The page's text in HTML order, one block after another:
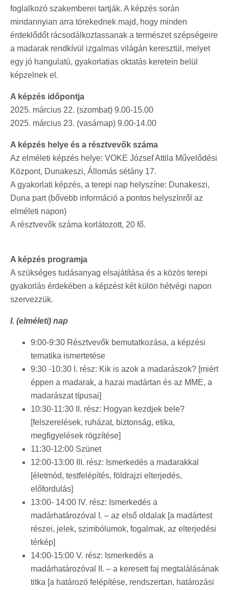
foglalkozó szakemberei tartják. A képzés során
mindannyian arra törekednek majd, hogy minden
érdeklődőt rácsodálkoztassanak a természet szépségeire
a madarak rendkívül izgalmas világán keresztül, melyet
egy jó hangulatú, gyakorlatias oktatás keretein belül
képzelnek el.
A képzés időpontja
2025. március 22. (szombat) 9.00-15.00
2025. március 23. (vasárnap) 9.00-14.00
A képzés helye és a résztvevők száma
Az elméleti képzés helye: VOKE József Attila Művelődési
Központ, Dunakeszi, Állomás sétány 17.
A gyakorlati képzés, a terepi nap helyszíne: Dunakeszi,
Duna part (bővebb információ a pontos helyszínről az
elméleti napon)
A résztvevők száma korlátozott, 20 fő.
A képzés programja
A szükséges tudásanyag elsajátítása és a közös terepi
gyakorlás érdekében a képzést két külön hétvégi napon
szervezzük.
I. (elméleti) nap
9:00-9:30 Résztvevők bemutatkozása, a képzési
tematika ismertetése
9:30 -10:30 I. rész: Kik is azok a madarászok? [miért
éppen a madarak, a hazai madártan és az MME, a
madarászat típusai]
10:30-11:30 II. rész: Hogyan kezdjek bele?
[felszerelések, ruházat, biztonság, etika,
megfigyelések rögzítése]
11:30-12:00 Szünet
12:00-13:00 III. rész: Ismerkedés a madarakkal
[életmód, testfelépítés, földrajzi elterjedés,
előfordulás]
13:00- 14:00 IV. rész: Ismerkedés a
madárhatározóval I. – az első oldalak [a madártest
részei, jelek, szimbólumok, fogalmak, az elterjedési
térkép]
14:00-15:00 V. rész: Ismerkedés a
madárhatározóval II. – a keresett faj megtalálásának
titka [a határozó felépítése, rendszertan, határozási